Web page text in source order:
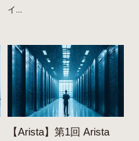
イ...
【Arista】第1回 Arista